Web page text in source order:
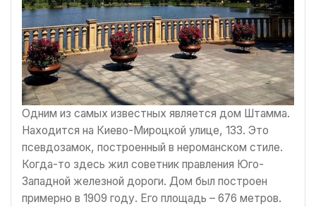
Одним из самых известных является дом Штамма.
Находится на Киево-Мироцкой улице, 133. Это
псевдозамок, построенный в нероманском стиле.
Когда-то здесь жил советник правления Юго-
Западной железной дороги. Дом был построен
примерно в 1909 году. Его площадь – 676 метров.